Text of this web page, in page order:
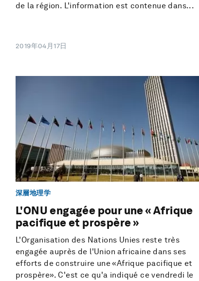
de la région. L'information est contenue dans...
2019年04月17日
深層地理学
L'ONU engagée pour une « Afrique
pacifique et prospère »
L'Organisation des Nations Unies reste très
engagée auprès de l'Union africaine dans ses
efforts de construire une «Afrique pacifique et
prospère». C'est ce qu'a indiqué ce vendredi le